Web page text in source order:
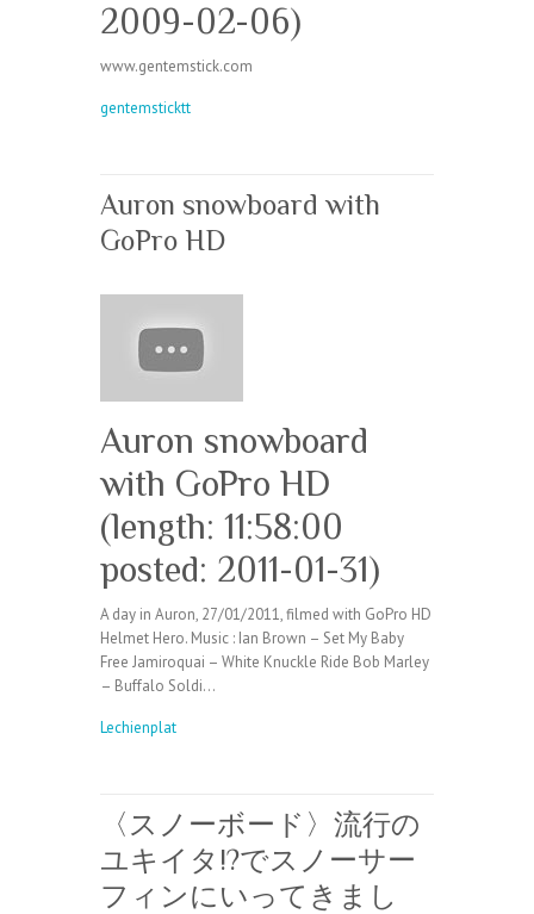
2009-02-06)
www.gentemstick.com
gentemsticktt
Auron snowboard with
GoPro HD
Auron snowboard
with GoPro HD
(length: 11:58:00
posted: 2011-01-31)
A day in Auron, 27/01/2011, filmed with GoPro HD
Helmet Hero. Music : Ian Brown – Set My Baby
Free Jamiroquai – White Knuckle Ride Bob Marley
– Buffalo Soldi…
Lechienplat
〈スノーボード〉流行の
ユキイタ!?でスノーサー
フィンにいってきまし